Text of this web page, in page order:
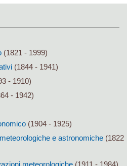
(1821 - 1999)
(1844 - 1941)
- 1910)
- 1942)
(1904 - 1925)
e astronomiche(1822
meteorologiche (1911 - 1984)